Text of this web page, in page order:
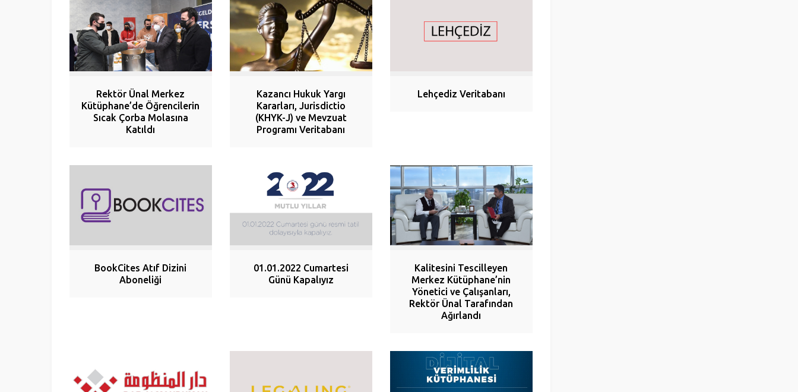
Rektör Ünal Merkez
Kütüphane’de Öğrencilerin
Sıcak Çorba Molasına
Katıldı
Kazancı Hukuk Yargı
Kararları, Jurisdictio
(KHYK-J) ve Mevzuat
Programı Veritabanı
Lehçediz Veritabanı
BookCites Atıf Dizini
Aboneliği
01.01.2022 Cumartesi
Günü Kapalıyız
Kalitesini Tescilleyen
Merkez Kütüphane’nin
Yönetici ve Çalışanları,
Rektör Ünal Tarafından
Ağırlandı